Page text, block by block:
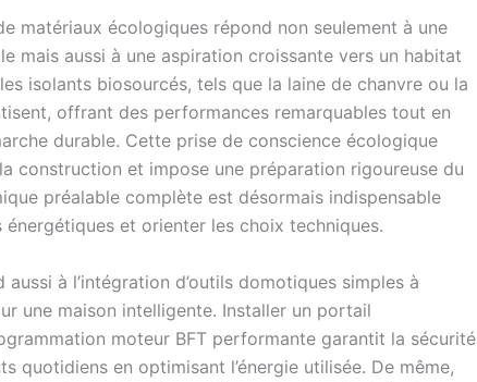
matériaux écologiques répond non seulement à une
mais aussi à une aspiration croissante vers un habitat
isolants biosourcés, tels que la laine de chanvre ou la
offrant des performances remarquables tout en
durable. Cette prise de conscience écologique
construction et impose une préparation rigoureuse du
préalable complète est désormais indispensable
et orienter les choix techniques.
aussi à l’intégration d’outils domotiques simples à
une maison intelligente. Installer un portail
moteur BFT performante garantit la sécurité
quotidiens en optimisant l’énergie utilisée. De même,